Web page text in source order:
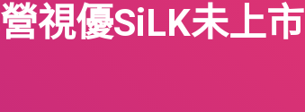
視優SiLK未上市